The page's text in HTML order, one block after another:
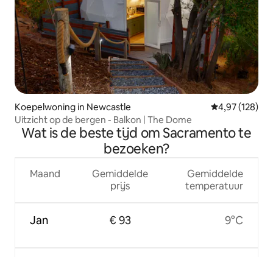
Koepelwoning in Newcastle Gemiddelde
4,97 (128)
Uitzicht op de bergen - Balkon | The Dome
Wat is de beste tijd om Sacramento te
bezoeken?
Maand
Jan
Gemiddelde
prijs
€ 93
Gemiddelde
temperatuur
9°C